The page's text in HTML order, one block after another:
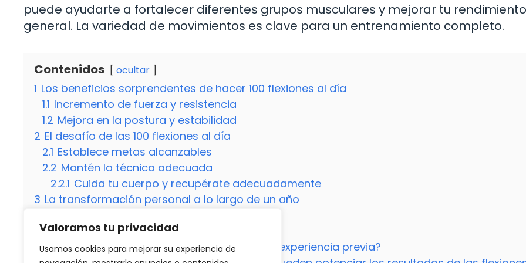
Valoramos tu privacidad
Usamos cookies para mejorar su experiencia de
puede ayudarte a fortalecer diferentes grupos musculares y mejorar tu rendimiento
general. La variedad de movimientos es clave para un entrenamiento completo.
Contenidos ocultar
1 Los beneficios sorprendentes de hacer 100 flexiones al día
1.1 Incremento de fuerza y resistencia
1.2 Mejora en la postura y estabilidad
2 El desafío de las 100 flexiones al día
2.1 Establece metas alcanzables
2.2 Mantén la técnica adecuada
2.2.1 Cuida tu cuerpo y recupérate adecuadamente
3 La transformación personal a lo largo de un año
3.2 Impacto en tu autoestima y confianza
3.3 ¿Es seguro hacer 100 flexiones diarias sin experiencia previa?